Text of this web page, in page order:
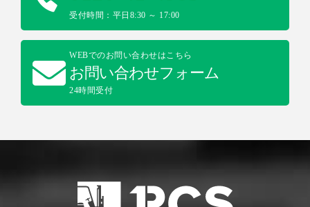
受付時間：平日8:30 ～ 17:00
WEBでのお問い合わせはこちら
お問い合わせフォーム
24時間受付